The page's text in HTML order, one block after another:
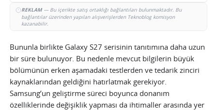
REKLAM— Bu içerikte satış ortaklığı bağlantıları bulunmaktadır. Bu
bağlantılar üzerinden yapılan alışverişlerden Teknoblog komisyon
kazanabilir.
Bununla birlikte Galaxy S27 serisinin tanıtımına daha uzun
bir süre bulunuyor. Bu nedenle mevcut bilgilerin büyük
bölümünün erken aşamadaki testlerden ve tedarik zinciri
kaynaklarından geldiğini hatırlatmak gerekiyor.
Samsung’un geliştirme süreci boyunca donanım
özelliklerinde değişiklik yapması da ihtimaller arasında yer